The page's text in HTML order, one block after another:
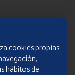
cookies propias
hábitos de